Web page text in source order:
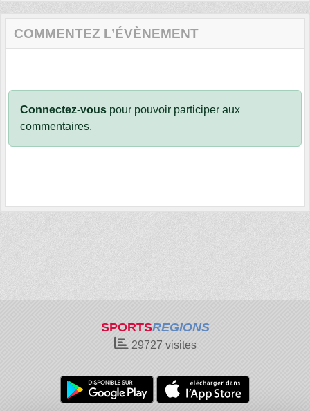
COMMENTEZ L’ÉVÈNEMENT
Connectez-vous pour pouvoir participer aux
commentaires.
SPORTSREGIONS
29727 visites